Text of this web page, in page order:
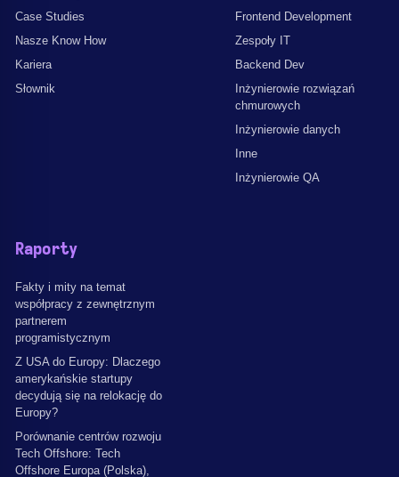
Case Studies
Nasze Know How
Kariera
Słownik
Frontend Development
Zespoły IT
Backend Dev
Inżynierowie rozwiązań
chmurowych
Inżynierowie danych
Inne
Inżynierowie QA
Raporty
Fakty i mity na temat
współpracy z zewnętrznym
partnerem
programistycznym
Z USA do Europy: Dlaczego
amerykańskie startupy
decydują się na relokację do
Europy?
Porównanie centrów rozwoju
Tech Offshore: Tech
Offshore Europa (Polska),